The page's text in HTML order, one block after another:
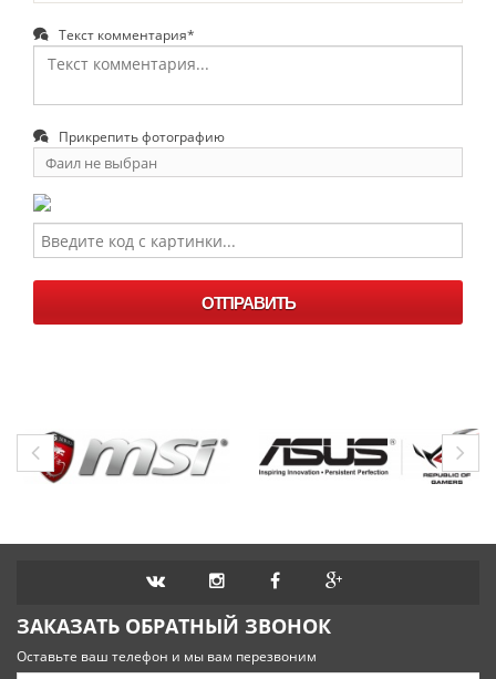
Текст комментария*
Прикрепить фотографию
Фаил не выбран
фаил
ОТПРАВИТЬ
ЗАКАЗАТЬ ОБРАТНЫЙ ЗВОНОК
Оставьте ваш телефон и мы вам перезвоним